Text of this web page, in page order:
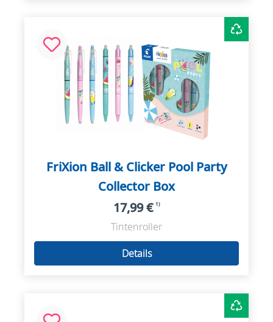
FriXion Ball & Clicker Pool Party
Collector Box
17,99 € 1)
Tintenroller
Details